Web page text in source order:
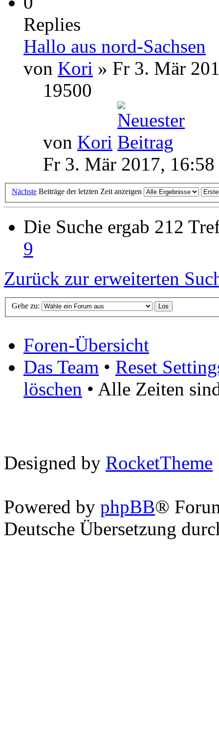
Replies
Hallo aus nord-Sachsen
von Kori » Fr 3. Mär
19500
von Kori
Fr 3. Mär 2017, 16:58
Nächste Beiträge der letzten Zeit anzeigen
Die Suche ergab 212
9
Zurück zur erweiterten
Gehe zu:
Foren-Übersicht
Das Team • Reset
löschen • Alle Zeiten
Designed by RocketTheme
Powered by phpBB®
Deutsche Übersetzung